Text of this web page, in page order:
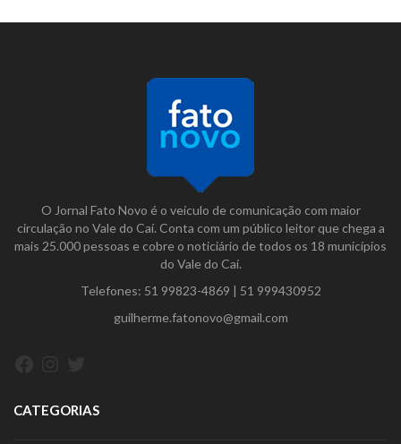
O Jornal Fato Novo é o veículo de comunicação com maior
circulação no Vale do Caí. Conta com um público leitor que chega a
mais 25.000 pessoas e cobre o noticiário de todos os 18 municípios
do Vale do Caí.
Telefones: 51 99823-4869 | 51 999430952
guilherme.fatonovo@gmail.com
CATEGORIAS